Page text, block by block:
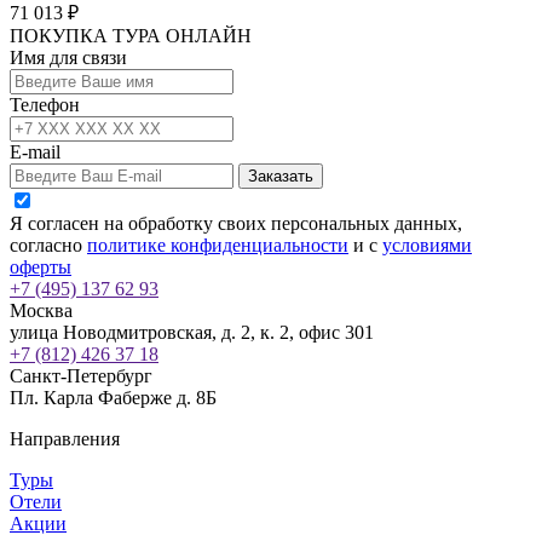
71 013 ₽
ПОКУПКА ТУРА ОНЛАЙН
Имя для связи
Телефон
E-mail
Заказать
Я согласен на обработку своих персональных данных,
согласно политике конфиденциальности и с условиями
оферты
+7 (495) 137 62 93
Москва
улица Новодмитровская, д. 2, к. 2, офис 301
+7 (812) 426 37 18
Санкт-Петербург
Пл. Карла Фаберже д. 8Б
Направления
Туры
Отели
Акции